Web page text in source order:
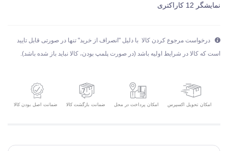
نمایشگر 12 کاراکتری
درخواست مرجوع کردن کالا با دلیل "انصراف از خرید" تنها در صورتی قابل تایید
است که کالا در شرایط اولیه باشد (در صورت پلمپ بودن، کالا نباید باز شده باشد).
امکان تحویل اکسپرس امکان پرداخت در محل ضمانت بازگشت کالا ضمانت اصل بودن کالا